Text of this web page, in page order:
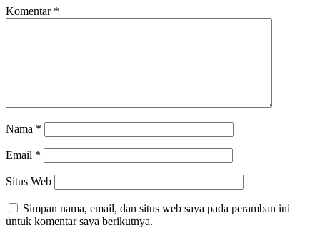
Komentar *
Nama *
Email *
Situs Web
Simpan nama, email, dan situs web saya pada peramban ini
untuk komentar saya berikutnya.